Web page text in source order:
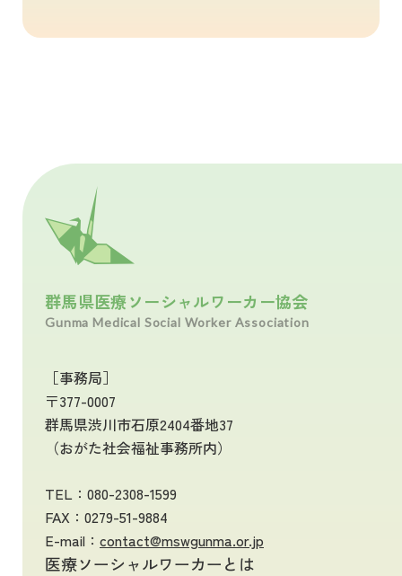
群馬県医療ソーシャルワーカー協会
Gunma Medical Social Worker Association
［事務局］
〒377-0007
群馬県渋川市石原2404番地37
（おがた社会福祉事務所内）
TEL： 080-2308-1599
FAX：0279-51-9884
E-mail： contact@mswgunma.or.jp
医療ソーシャルワーカーとは